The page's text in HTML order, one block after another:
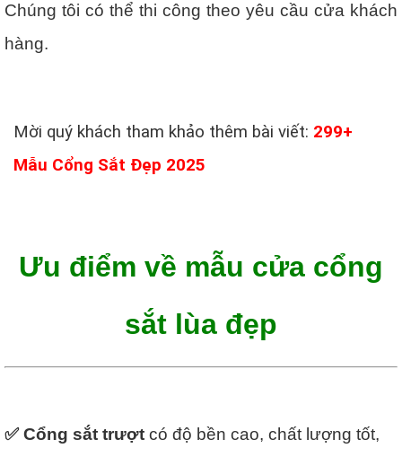
Chúng tôi có thể thi công theo yêu cầu cửa khách
hàng.
Mời quý khách tham khảo thêm bài viết: 299+
Mẫu Cổng Sắt Đẹp 2025
Ưu điểm về mẫu cửa cổng
sắt lùa đẹp
✅ Cổng sắt trượt có độ bền cao, chất lượng tốt,